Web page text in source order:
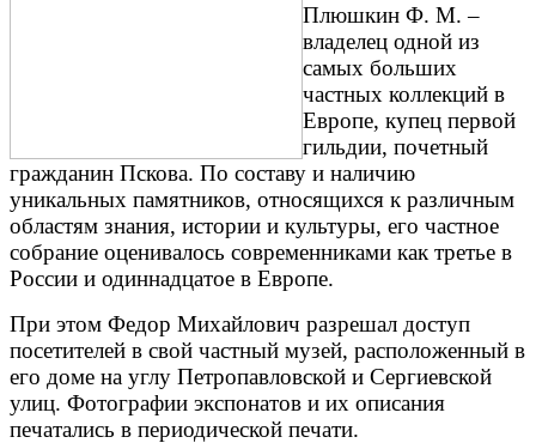
Плюшкин Ф. М. –
владелец одной из
самых больших
частных коллекций в
Европе, купец первой
гильдии, почетный
гражданин Пскова. По составу и наличию
уникальных памятников, относящихся к различным
областям знания, истории и культуры, его частное
собрание оценивалось современниками как третье в
России и одиннадцатое в Европе.
При этом Федор Михайлович разрешал доступ
посетителей в свой частный музей, расположенный в
его доме на углу Петропавловской и Сергиевской
улиц. Фотографии экспонатов и их описания
печатались в периодической печати.